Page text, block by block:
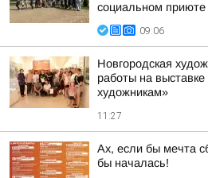
социальном приюте
09:06
Новгородская
работы на
художникам»
11:27
Ах, если бы мечта
бы началась!